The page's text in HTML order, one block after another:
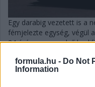
formula.hu - Do Not
Information
Egy darabig vezetett is a
fémjelezte egység, végül
24 órás verseny első
részletek